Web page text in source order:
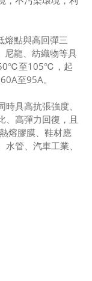
熔點與高回彈三
尼龍、紡織物等具
50℃至105℃，起
至95A。
具高抗張強度、
、高彈力回復，且
熔膠膜、鞋材應
管、汽車工業、